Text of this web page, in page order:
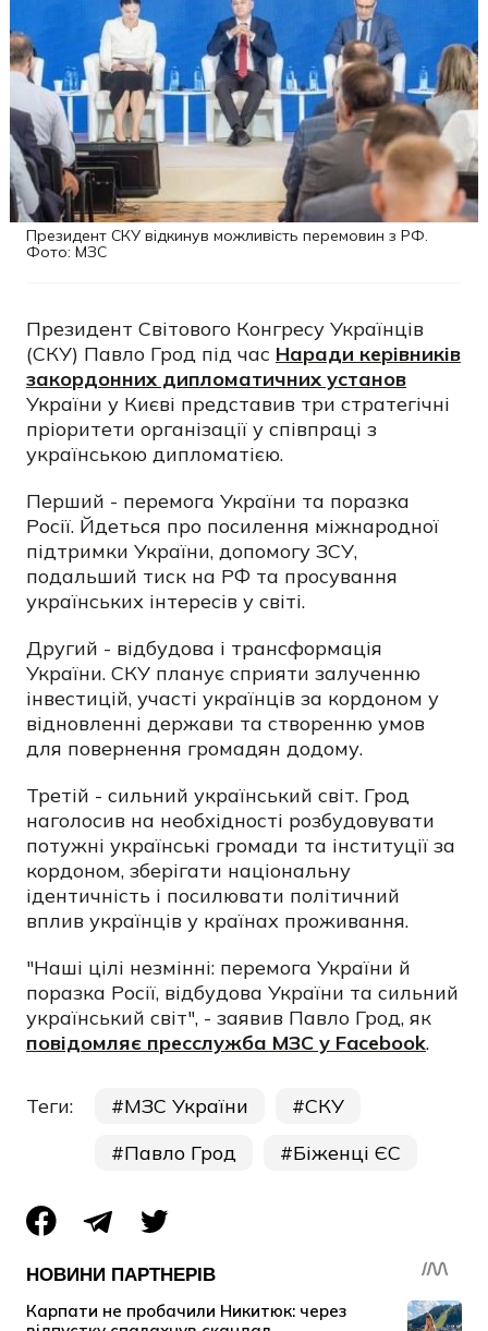
Президент СКУ відкинув можливість перемовин з РФ.
Фото: МЗС
Президент Світового Конгресу Українців
(СКУ) Павло Грод під час Наради керівників
закордонних дипломатичних установ
України у Києві представив три стратегічні
пріоритети організації у співпраці з
українською дипломатією.
Перший - перемога України та поразка
Росії. Йдеться про посилення міжнародної
підтримки України, допомогу ЗСУ,
подальший тиск на РФ та просування
українських інтересів у світі.
Другий - відбудова і трансформація
України. СКУ планує сприяти залученню
інвестицій, участі українців за кордоном у
відновленні держави та створенню умов
для повернення громадян додому.
Третій - сильний український світ. Грод
наголосив на необхідності розбудовувати
потужні українські громади та інституції за
кордоном, зберігати національну
ідентичність і посилювати політичний
вплив українців у країнах проживання.
"Наші цілі незмінні: перемога України й
поразка Росії, відбудова України та сильний
український світ", - заявив Павло Грод, як
повідомляє пресслужба МЗС у Facebook.
Теги: МЗС України
СКУ
Павло Грод
Біженці ЄС